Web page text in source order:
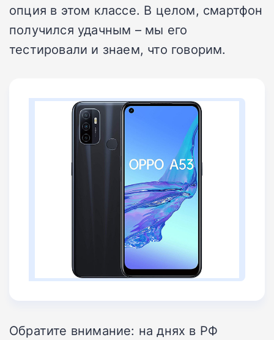
опция в этом классе. В целом, смартфон
получился удачным – мы его
тестировали и знаем, что говорим.
Обратите внимание: на днях в РФ